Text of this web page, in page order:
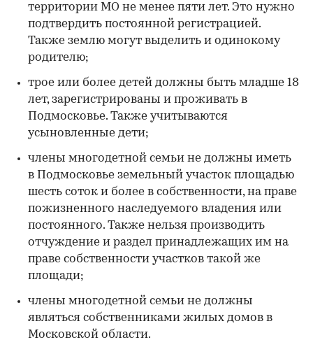
территории МО не менее пяти лет. Это нужно
подтвердить постоянной регистрацией.
Также землю могут выделить и одинокому
родителю;
трое или более детей должны быть младше 18
лет, зарегистрированы и проживать в
Подмосковье. Также учитываются
усыновленные дети;
члены многодетной семьи не должны иметь
в Подмосковье земельный участок площадью
шесть соток и более в собственности, на праве
пожизненного наследуемого владения или
постоянного. Также нельзя производить
отчуждение и раздел принадлежащих им на
праве собственности участков такой же
площади;
члены многодетной семьи не должны
являться собственниками жилых домов в
Московской области.